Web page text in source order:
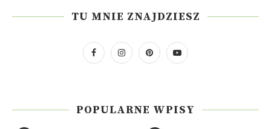
TU MNIE ZNAJDZIESZ
POPULARNE WPISY